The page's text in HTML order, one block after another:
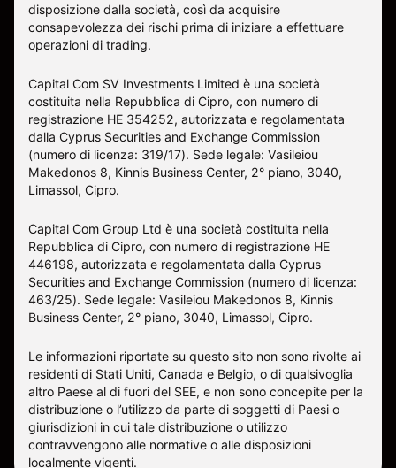
disposizione dalla società, così da acquisire
consapevolezza dei rischi prima di iniziare a effettuare
operazioni di trading.
Capital Com SV Investments Limited è una società
costituita nella Repubblica di Cipro, con numero di
registrazione HE 354252, autorizzata e regolamentata
dalla Cyprus Securities and Exchange Commission
(numero di licenza: 319/17). Sede legale: Vasileiou
Makedonos 8, Kinnis Business Center, 2° piano, 3040,
Limassol, Cipro.
Capital Com Group Ltd è una società costituita nella
Repubblica di Cipro, con numero di registrazione ΗΕ
446198, autorizzata e regolamentata dalla Cyprus
Securities and Exchange Commission (numero di licenza:
463/25). Sede legale: Vasileiou Makedonos 8, Kinnis
Business Center, 2° piano, 3040, Limassol, Cipro.
Le informazioni riportate su questo sito non sono rivolte ai
residenti di Stati Uniti, Canada e Belgio, o di qualsivoglia
altro Paese al di fuori del SEE, e non sono concepite per la
distribuzione o l’utilizzo da parte di soggetti di Paesi o
giurisdizioni in cui tale distribuzione o utilizzo
contravvengono alle normative o alle disposizioni
localmente vigenti.